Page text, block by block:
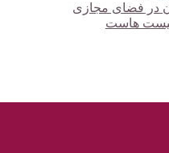
در فضای مجازی
هاست